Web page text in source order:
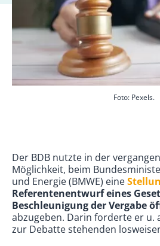
Foto: Pexels.
Der BDB nutzte in der
Möglichkeit, beim
und Energie (BMWE) eine
Referentenentwurf eines
Beschleunigung der Vergabe
abzugeben. Darin forderte er u.
zur Debatte stehenden